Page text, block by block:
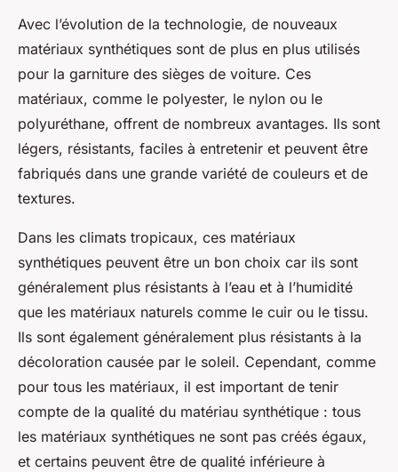
Avec l’évolution de la technologie, de nouveaux
matériaux synthétiques sont de plus en plus utilisés
pour la garniture des sièges de voiture. Ces
matériaux, comme le polyester, le nylon ou le
polyuréthane, offrent de nombreux avantages. Ils sont
légers, résistants, faciles à entretenir et peuvent être
fabriqués dans une grande variété de couleurs et de
textures.
Dans les climats tropicaux, ces matériaux
synthétiques peuvent être un bon choix car ils sont
généralement plus résistants à l’eau et à l’humidité
que les matériaux naturels comme le cuir ou le tissu.
Ils sont également généralement plus résistants à la
décoloration causée par le soleil. Cependant, comme
pour tous les matériaux, il est important de tenir
compte de la qualité du matériau synthétique : tous
les matériaux synthétiques ne sont pas créés égaux,
et certains peuvent être de qualité inférieure à